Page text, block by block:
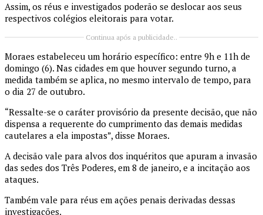
Assim, os réus e investigados poderão se deslocar aos seus
respectivos colégios eleitorais para votar.
Continua após a publicidade..
Moraes estabeleceu um horário específico: entre 9h e 11h de
domingo (6). Nas cidades em que houver segundo turno, a
medida também se aplica, no mesmo intervalo de tempo, para
o dia 27 de outubro.
“Ressalte-se o caráter provisório da presente decisão, que não
dispensa a requerente do cumprimento das demais medidas
cautelares a ela impostas”, disse Moraes.
A decisão vale para alvos dos inquéritos que apuram a invasão
das sedes dos Três Poderes, em 8 de janeiro, e a incitação aos
ataques.
Também vale para réus em ações penais derivadas dessas
investigações.